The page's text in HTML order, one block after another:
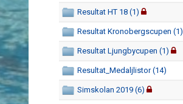
Resultat HT 18 (1)
Resultat Kronobergscupen (1)
Resultat Ljungbycupen (1)
Resultat_Medaljlistor (14)
Simskolan 2019 (6)